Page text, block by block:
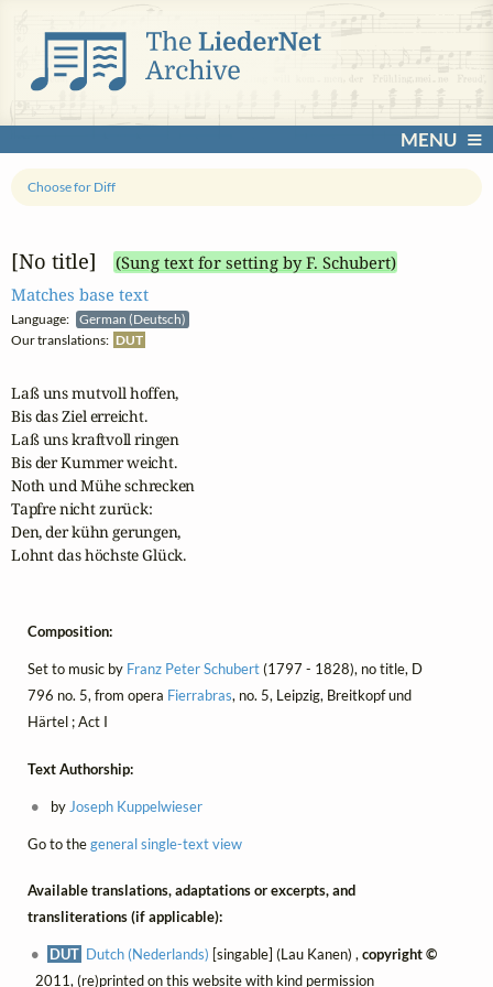
MENU
[No title]
(Sung text for setting by F. Schubert)
Matches base text
Language:
German (Deutsch)
Our translations: DUT
Choose for Diff
Laß uns mutvoll hoffen,
Bis das Ziel erreicht.
Laß uns kraftvoll ringen
Bis der Kummer weicht.
Noth und Mühe schrecken
Tapfre nicht zurück:
Den, der kühn gerungen,
Lohnt das höchste Glück.
Composition:
Set to music by Franz Peter Schubert(1797 - 1828), no title, D
796 no. 5, from opera Fierrabras, no. 5, Leipzig, Breitkopf und
Härtel ; Act I
Text Authorship:
by Joseph Kuppelwieser
Go to thegeneral single-text view
Available translations, adaptations or excerpts, and
transliterations (if applicable):
DUT Dutch (Nederlands) [singable] (Lau Kanen) ,copyright ©
2011, (re)printed on this website with kind permission